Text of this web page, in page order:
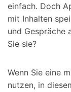
einfach. Doch
mit Inhalten
und Gespräche
Sie sie?
Wenn Sie eine
nutzen, in